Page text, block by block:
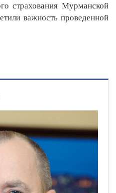
страхования Мурманской
важность проведенной